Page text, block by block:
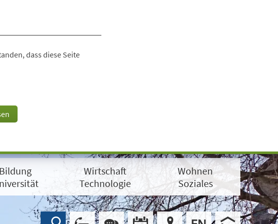
dass diese Seite
Bildung
Wirtschaft
Technologie
Wohnen
Soziales